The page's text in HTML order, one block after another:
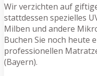
Wir verzichten auf
stattdessen spezielles
Milben und andere
Buchen Sie noch heute
professionellen
(Bayern).